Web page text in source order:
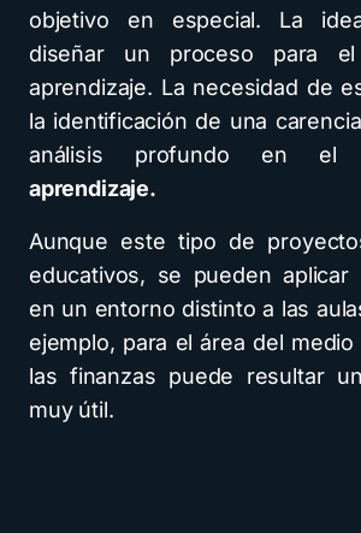
objetivo en especial. La
diseñar un proceso para
aprendizaje. La necesidad de
la identificación de una
análisis profundo en el
aprendizaje.
Aunque este tipo de
educativos, se pueden aplicar
en un entorno distinto a las
ejemplo, para el área del
las finanzas puede resultar
muy útil.